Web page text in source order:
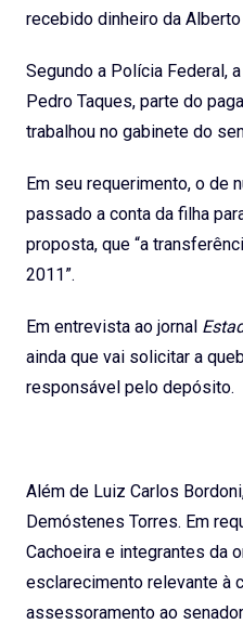
recebido dinheiro da
Segundo a Polícia Federal,
Pedro Taques, parte do
trabalhou no gabinete do
Em seu requerimento, o de
passado a conta da filha
proposta, que “a
2011”.
Em entrevista ao jornal
ainda que vai solicitar a
responsável pelo depósito.
Além de Luiz Carlos
Demóstenes Torres. Em
Cachoeira e integrantes da
esclarecimento relevante à
assessoramento ao